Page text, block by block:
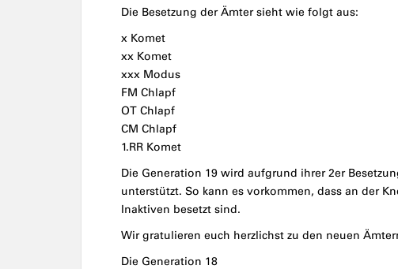
Die Besetzung der Ämter sieht wie folgt aus:
x Komet
xx Komet
xxx Modus
FM Chlapf
OT Chlapf
CM Chlapf
1.RR Komet
Die Generation 19 wird aufgrund ihrer 2er
unterstützt. So kann es vorkommen, dass an der
Inaktiven besetzt sind.
Wir gratulieren euch herzlichst zu den neuen
Die Generation 18